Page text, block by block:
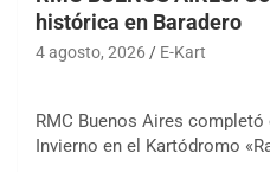
histórica en Baradero
4 agosto, 2026 E-Kart
RMC Buenos Aires
Invierno en el Kartódromo